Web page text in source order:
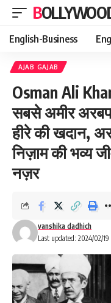
English-Business
AJAB GAJAB
Osman Ali
सबसे अमीर
हीरे की खदान,
निज़ाम की भव्य
नज़र
Last updated: 2024/02/19
vanshika dadhich